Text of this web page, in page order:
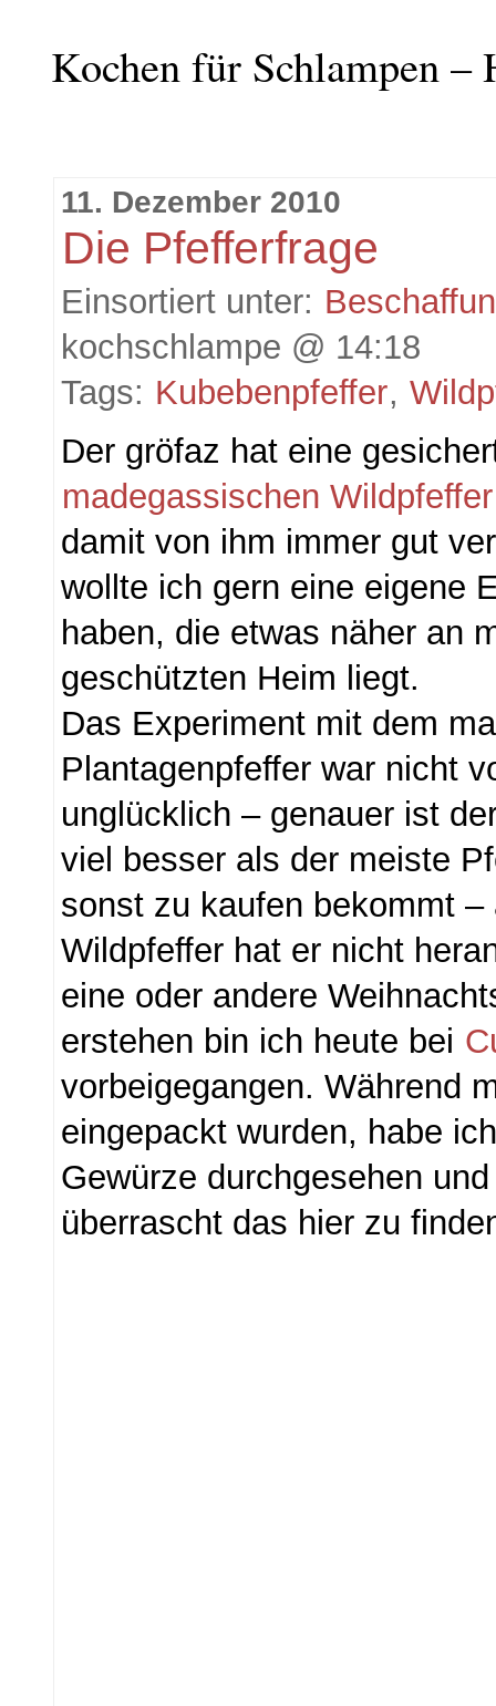
Kochen für Schlampen
11. Dezember 2010
Die Pfefferfrage
Einsortiert unter:
kochschlampe @ 14:18
Tags: Kubebenpfeffer,
Der gröfaz hat eine
madegassischen Wildpfeffer
damit von ihm immer gut
wollte ich gern eine eigene
haben, die etwas näher an
geschützten Heim liegt.
Das Experiment mit dem
Plantagenpfeffer war nicht
unglücklich – genauer ist
viel besser als der meiste
sonst zu kaufen bekommt –
Wildpfeffer hat er nicht
eine oder andere
erstehen bin ich heute bei
vorbeigegangen. Während
eingepackt wurden, habe
Gewürze durchgesehen
überrascht das hier zu